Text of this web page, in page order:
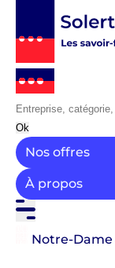
Ok
Nos offres
À propos
Notre-Dame